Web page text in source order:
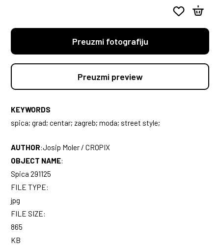
Preuzmi fotografiju
Preuzmi preview
KEYWORDS
spica; grad; centar; zagreb; moda; street style;
AUTHOR:Josip Moler / CROPIX
OBJECT NAME:
Spica 291125
FILE TYPE:
jpg
FILE SIZE:
865
KB